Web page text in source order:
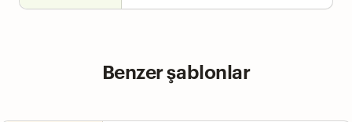
Benzer şablonlar